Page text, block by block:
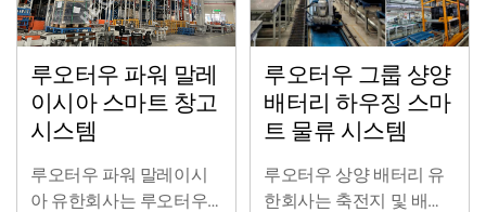
한 일류 솔루션을 제공하
고 있습니다.
루오터우 파워 말레
이시아 스마트 창고
시스템
루오터우 파워 말레이시
아 유한회사는 루오터우
루오터우 그룹 샹양
배터리 하우징 스마
트 물류 시스템
루오터우 상양 배터리 유
한회사는 축전지 및 배터